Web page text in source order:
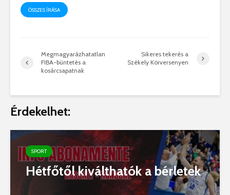
ÖSSZES ÍRÁSA
Megmagyarázhatatlan
FIBA-büntetés a
kosárcsapatnak
Sikeres tekerés a
Székely Körversenyen
Érdekelhet:
SPORT
Hétfőtől kiválthatók a bérletek